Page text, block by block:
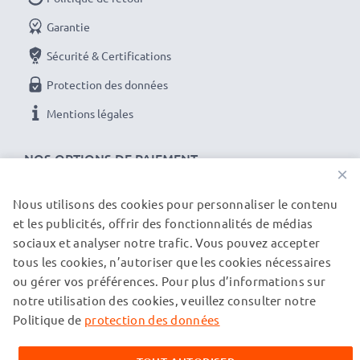
NOS OPTIONS DE PAIEMENT
Garantie
Sécurité & Certifications
Protection des données
Mentions légales
NOS PARTENAIRES DE LIVRAISON
© subtel.ch 2026
Tous les prix incluent la TVA et excluent les frais de port.
Veuillez noter que toutes les marques citées sont des
mentionnées sur nos pages web uniquement pour fournir des
×
Nous utilisons des cookies pour personnaliser le contenu
et les publicités, offrir des fonctionnalités de médias
sociaux et analyser notre trafic. Vous pouvez accepter
tous les cookies, n’autoriser que les cookies nécessaires
ou gérer vos préférences. Pour plus d’informations sur
notre utilisation des cookies, veuillez consulter notre
Politique de protection des données